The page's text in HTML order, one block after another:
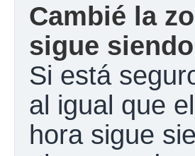
Cambié la
sigue
Si está
al igual que
hora sigue